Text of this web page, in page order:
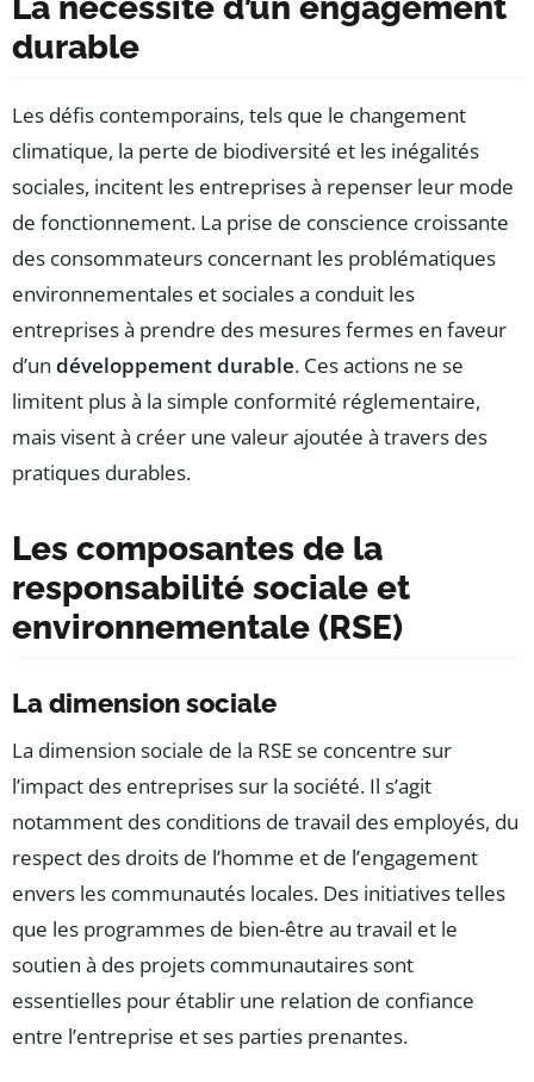
La nécessité d’un engagement
durable
Les défis contemporains, tels que le changement
climatique, la perte de biodiversité et les inégalités
sociales, incitent les entreprises à repenser leur mode
de fonctionnement. La prise de conscience croissante
des consommateurs concernant les problématiques
environnementales et sociales a conduit les
entreprises à prendre des mesures fermes en faveur
d’un développement durable. Ces actions ne se
limitent plus à la simple conformité réglementaire,
mais visent à créer une valeur ajoutée à travers des
pratiques durables.
Les composantes de la
responsabilité sociale et
environnementale (RSE)
La dimension sociale
La dimension sociale de la RSE se concentre sur
l’impact des entreprises sur la société. Il s’agit
notamment des conditions de travail des employés, du
respect des droits de l’homme et de l’engagement
envers les communautés locales. Des initiatives telles
que les programmes de bien-être au travail et le
soutien à des projets communautaires sont
essentielles pour établir une relation de confiance
entre l’entreprise et ses parties prenantes.